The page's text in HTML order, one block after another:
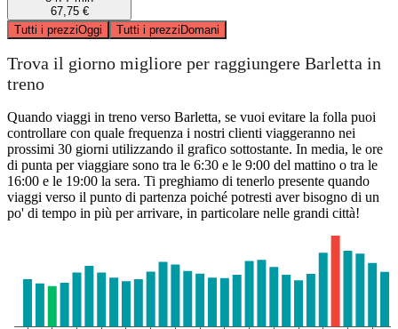
67,75 €
Tutti i prezziOggi Tutti i prezziDomani
Trova il giorno migliore per raggiungere Barletta in
treno
Quando viaggi in treno verso Barletta, se vuoi evitare la folla puoi
controllare con quale frequenza i nostri clienti viaggeranno nei
prossimi 30 giorni utilizzando il grafico sottostante. In media, le ore
di punta per viaggiare sono tra le 6:30 e le 9:00 del mattino o tra le
16:00 e le 19:00 la sera. Ti preghiamo di tenerlo presente quando
viaggi verso il punto di partenza poiché potresti aver bisogno di un
po' di tempo in più per arrivare, in particolare nelle grandi città!